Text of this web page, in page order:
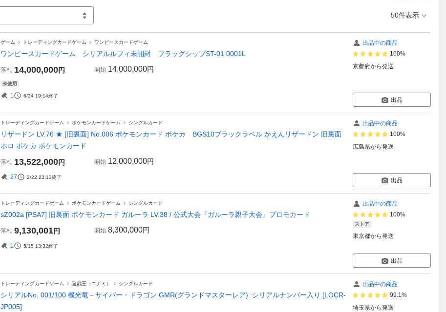
50件表示
ゲーム トレーディングカードゲーム ワンピースカードゲーム
ワンピースカードゲーム シリアルルフィ未開封 フラッグシップST-01 0001L
落札 14,000,000円 開始 14,000,000円
未使用
1 6/24 19:14終了
出品中の商品
100%
京都府から発送
出品
トレーディングカードゲーム ポケモンカードゲーム シングルカード
リザードン LV.76 ★ [旧裏面] No.006 ポケモンカード ポケカ BGS10ブラックラベル かえんリザードン 旧裏面
ホロ ポケカ ポケモンカード
落札 13,522,000円 開始 12,000,000円
27 2/22 23:13終了
出品中の商品
100%
広島県から発送
出品
トレーディングカードゲーム ポケモンカードゲーム シングルカード
sZ002a [PSA7] 旧裏面 ポケモンカード ガルーラ LV.38 / 公式大会『ガルーラ親子大会』プロモカード
落札 9,130,001円 開始 8,300,000円
1 5/15 13:32終了
出品中の商品
100%
ストア
東京都から発送
出品
トレーディングカードゲーム 遊戯王（コナミ） シングルカード
シリアルNo. 001/100 機光竜－サイバー・ドラゴン GMR(グランドマスターレア) :シリアルナンバー入り [LOCR-
JP005]
出品中の商品
99.1%
埼玉県から発送